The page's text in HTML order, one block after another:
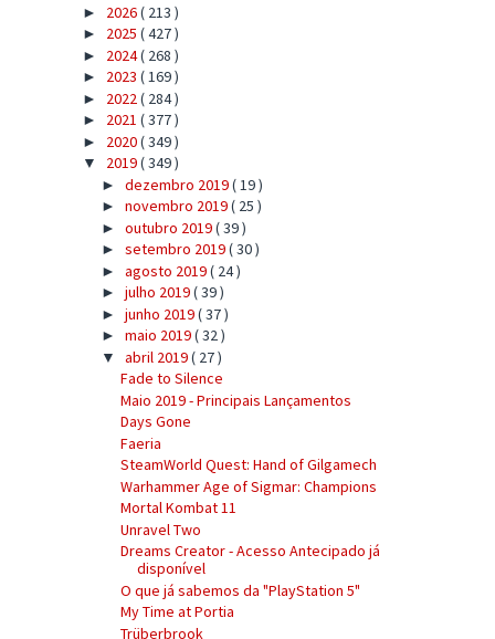
► 2026( 213 )
► 2025 ( 427 )
► 2024( 268 )
► 2023 ( 169 )
► 2022( 284 )
► 2021 ( 377 )
► 2020( 349 )
▼ 2019( 349 )
► dezembro 2019( 19 )
► novembro 2019( 25 )
► outubro 2019( 39 )
► setembro 2019( 30 )
► agosto 2019( 24 )
► julho 2019( 39 )
► junho 2019( 37 )
► maio 2019( 32 )
▼ abril 2019( 27 )
Fade to Silence
Maio 2019 - Principais Lançamentos
Days Gone
Faeria
SteamWorld Quest: Hand of Gilgamech
Warhammer Age of Sigmar: Champions
Mortal Kombat 11
Unravel Two
Dreams Creator - Acesso Antecipado já
disponível
O que já sabemos da "PlayStation 5"
My Time at Portia
Trüberbrook